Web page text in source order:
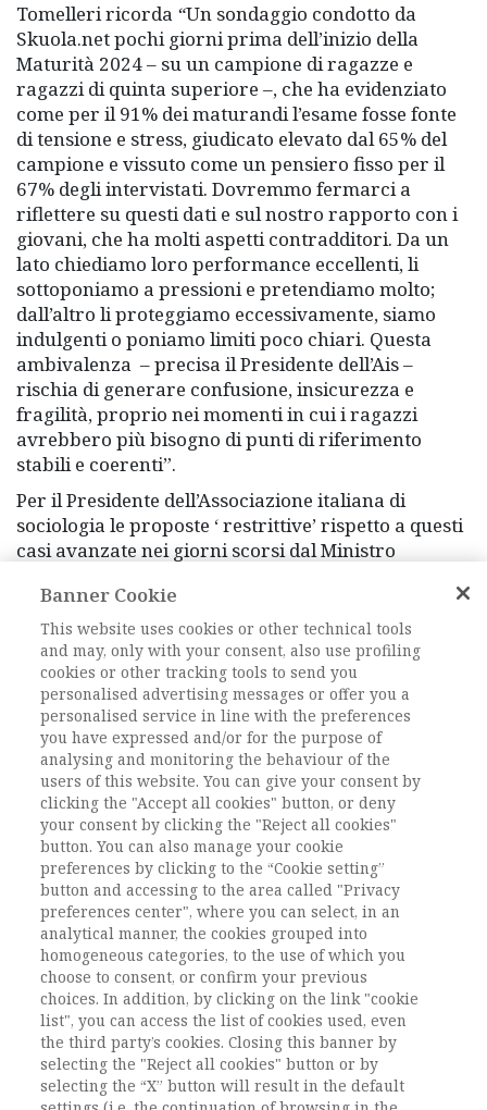
Tomelleri ricorda “Un sondaggio condotto da
Skuola.net pochi giorni prima dell’inizio della
Maturità 2024 – su un campione di ragazze e
ragazzi di quinta superiore –, che ha evidenziato
come per il 91% dei maturandi l’esame fosse fonte
di tensione e stress, giudicato elevato dal 65% del
campione e vissuto come un pensiero fisso per il
67% degli intervistati. Dovremmo fermarci a
riflettere su questi dati e sul nostro rapporto con i
giovani, che ha molti aspetti contradditori. Da un
lato chiediamo loro performance eccellenti, li
sottoponiamo a pressioni e pretendiamo molto;
dall’altro li proteggiamo eccessivamente, siamo
indulgenti o poniamo limiti poco chiari. Questa
ambivalenza – precisa il Presidente dell’Ais –
rischia di generare confusione, insicurezza e
fragilità, proprio nei momenti in cui i ragazzi
avrebbero più bisogno di punti di riferimento
stabili e coerenti”.
Per il Presidente dell’Associazione italiana di
sociologia le proposte ‘ restrittive’ rispetto a questi
casi avanzate nei giorni scorsi dal Ministro
nazionale presidi Antonello Giannelli “riguardano
il significato più profondo del patto educativo tra
scuola, studenti e società. Stabilire regole chiare e
conseguenze precise ha un indubbio valore
educativo, soprattutto in una fase delicata come il
passaggio alla vita adulta. Ma è fondamentale che
questa chiarezza non si traduca in rigidità: la
fermezza va sempre accompagnata con l’ascolto,
soprattutto dei molti segnali di disagio che i ragazzi
oggi esprimono. Solo così – conclude Tomelleri – si
può costruire un contesto formativo che, pur
esigente, sappia anche essere realmente vicino ai
bisogni e alle legittime aspirazioni delle nuove
generazioni”.
Vai all'archivio
Banner Cookie
This website uses cookies or other technical tools
and may, only with your consent, also use profiling
cookies or other tracking tools to send you
personalised advertising messages or offer you a
personalised service in line with the preferences
you have expressed and/or for the purpose of
analysing and monitoring the behaviour of the
users of this website. You can give your consent by
clicking the "Accept all cookies" button, or deny
your consent by clicking the "Reject all cookies"
button. You can also manage your cookie
preferences by clicking to the “Cookie setting”
button and accessing to the area called "Privacy
preferences center", where you can select, in an
analytical manner, the cookies grouped into
homogeneous categories, to the use of which you
choose to consent, or confirm your previous
choices. In addition, by clicking on the link "cookie
list", you can access the list of cookies used, even
the third party’s cookies. Closing this banner by
selecting the "Reject all cookies" button or by
selecting the “X” button will result in the default